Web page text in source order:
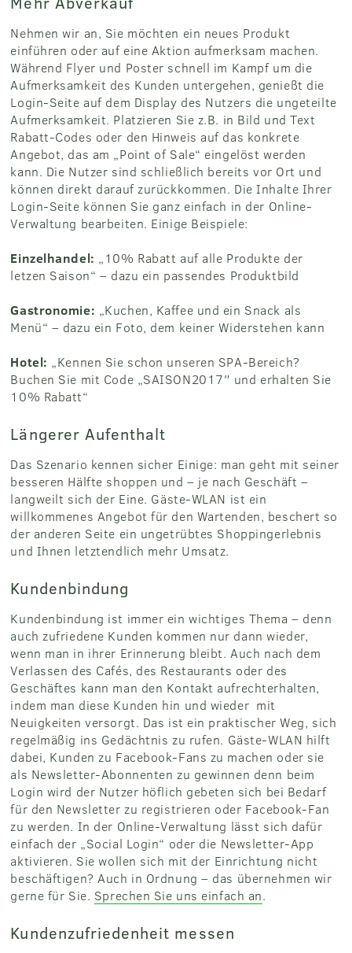
Nehmen wir an, Sie möchten ein neues Produkt
einführen oder auf eine Aktion aufmerksam machen.
Während Flyer und Poster schnell im Kampf um die
Aufmerksamkeit des Kunden untergehen, genießt die
Login-Seite auf dem Display des Nutzers die ungeteilte
Aufmerksamkeit. Platzieren Sie z.B. in Bild und Text
Rabatt-Codes oder den Hinweis auf das konkrete
Angebot, das am „Point of Sale“ eingelöst werden
kann. Die Nutzer sind schließlich bereits vor Ort und
können direkt darauf zurückkommen. Die Inhalte Ihrer
Login-Seite können Sie ganz einfach in der Online-
Verwaltung bearbeiten. Einige Beispiele:
Einzelhandel: „10% Rabatt auf alle Produkte der
letzen Saison“ – dazu ein passendes Produktbild
Gastronomie: „Kuchen, Kaffee und ein Snack als
Menü“ – dazu ein Foto, dem keiner Widerstehen kann
Hotel: „Kennen Sie schon unseren SPA-Bereich?
Buchen Sie mit Code „SAISON2017″ und erhalten Sie
10% Rabatt“
Längerer Aufenthalt
Das Szenario kennen sicher Einige: man geht mit seiner
besseren Hälfte shoppen und – je nach Geschäft –
langweilt sich der Eine. Gäste-WLAN ist ein
willkommenes Angebot für den Wartenden, beschert so
der anderen Seite ein ungetrübtes Shoppingerlebnis
und Ihnen letztendlich mehr Umsatz.
Kundenbindung
Kundenbindung ist immer ein wichtiges Thema – denn
auch zufriedene Kunden kommen nur dann wieder,
wenn man in ihrer Erinnerung bleibt. Auch nach dem
Verlassen des Cafés, des Restaurants oder des
Geschäftes kann man den Kontakt aufrechterhalten,
indem man diese Kunden hin und wieder mit
Neuigkeiten versorgt. Das ist ein praktischer Weg, sich
regelmäßig ins Gedächtnis zu rufen. Gäste-WLAN hilft
dabei, Kunden zu Facebook-Fans zu machen oder sie
als Newsletter-Abonnenten zu gewinnen denn beim
Login wird der Nutzer höflich gebeten sich bei Bedarf
für den Newsletter zu registrieren oder Facebook-Fan
zu werden. In der Online-Verwaltung lässt sich dafür
einfach der „Social Login“ oder die Newsletter-App
aktivieren. Sie wollen sich mit der Einrichtung nicht
beschäftigen? Auch in Ordnung – das übernehmen wir
gerne für Sie. Sprechen Sie uns einfach an.
Kundenzufriedenheit messen